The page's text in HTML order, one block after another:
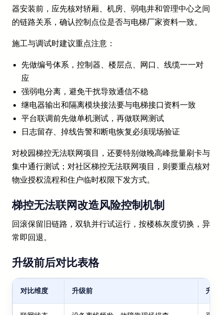
器安装前，应先核对轿厢、机房、弱电井和管理中心之间
的链路关系，确认控制点位是否与电梯厂家资料一致。
施工与调试时建议重点注意：
先做编号体系，控制器、楼层点、网口、线缆一一对
应
强弱电分离，避免干扰导致通信不稳
继电器输出和隔离模块接法要与电梯接口资料一致
平台联调前先做单机测试，再做联网测试
日志留存、掉线告警和断电恢复必须现场验证
对校园梯控无法联网项目，还要特别做晚高峰批量刷卡与
集中通行测试；对社区梯控无法联网项目，则要重点核对
物业授权流程和住户临时权限下发方式。
梯控无法联网改造风险控制机制
回滚保留旧链路，双轨并行试运行，按楼栋灰度切换，异
常即回退。
升级前后对比表格
对比维度 升级前 升级